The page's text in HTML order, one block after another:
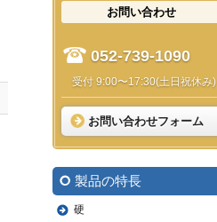
お問い合わせ
052-739-1090
受付 9:00〜17:30(土日祝休み)
お問い合わせフォーム
製品の特長
硬